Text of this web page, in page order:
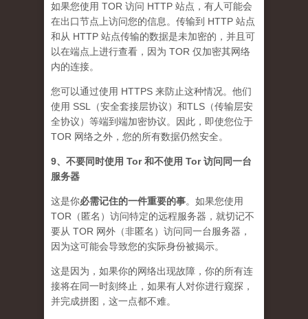
如果您使用 TOR 访问 HTTP 站点，有人可能会
在出口节点上访问您的信息。传输到 HTTP 站点
和从 HTTP 站点传输的数据是未加密的，并且可
以在端点上进行查看，因为 TOR 仅加密其网络
内的连接。
您可以通过使用 HTTPS 来防止这种情况。他们
使用 SSL（安全套接层协议）和TLS（传输层安
全协议）等端到端加密协议。因此，即使您位于
TOR 网络之外，您的所有数据仍然安全。
9、不要同时使用 Tor 和不使用 Tor 访问同一台
服务器
这是你必需记住的一件重要的事。如果您使用
TOR（匿名）访问特定的远程服务器，就切记不
要从 TOR 网外（非匿名）访问同一台服务器，
因为这可能会导致您的实际身份被揭示。
这是因为，如果你的网络出现故障，你的所有连
接将在同一时刻终止，如果有人对你进行窥探，
并完成拼图，这一点都不难。